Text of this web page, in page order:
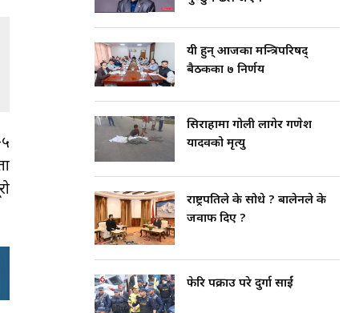
यी हुन् आजका मन्त्रिपरिषद्
बैठकका ७ निर्णय
सिराहामा गोली लागेर गणेश
यादवको मृत्यु
राष्ट्रपतिले के सोधे ? बालेनले के
जवाफ दिए ?
फेरि पक्राउ परे दुर्गा प्रसाईं